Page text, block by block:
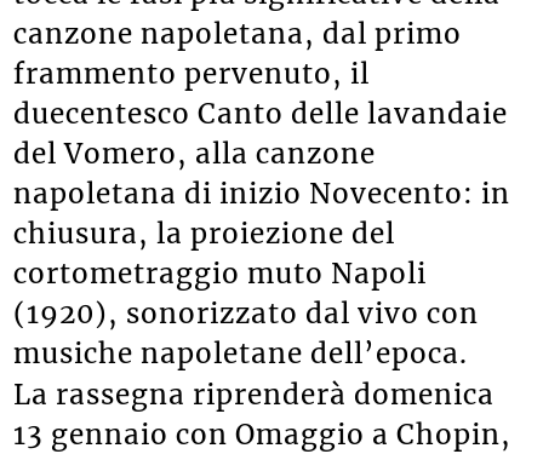
canzone napoletana, dal primo
frammento pervenuto, il
duecentesco Canto delle lavandaie
del Vomero, alla canzone
napoletana di inizio Novecento: in
chiusura, la proiezione del
cortometraggio muto Napoli
(1920), sonorizzato dal vivo con
musiche napoletane dell’epoca.
La rassegna riprenderà domenica
13 gennaio con Omaggio a Chopin,